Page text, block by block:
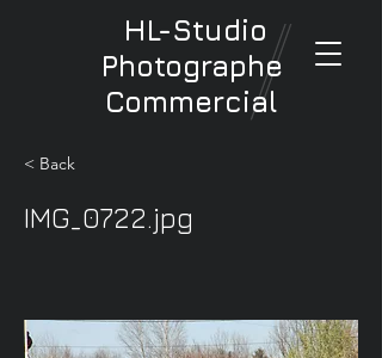
HL-Studio
Photographe
Commercial
< Back
IMG_0722.jpg